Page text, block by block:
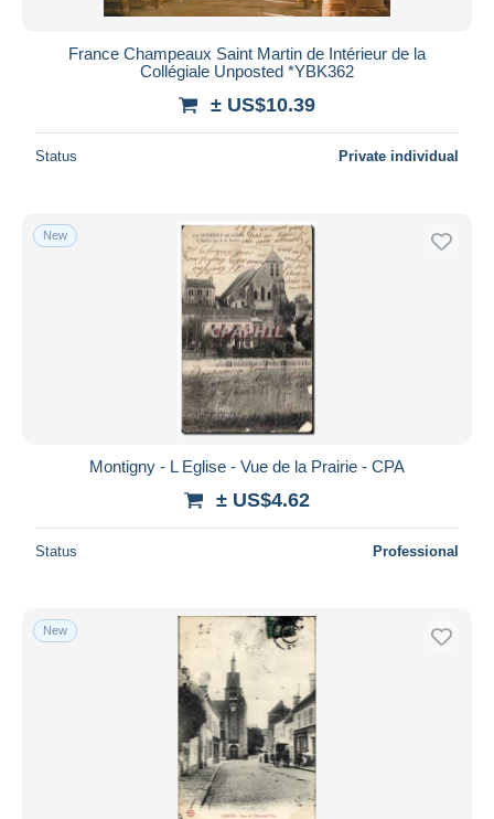
France Champeaux Saint Martin de Intérieur de la
Collégiale Unposted *YBK362
± US$10.39
Status Private individual
New
Montigny - L Eglise - Vue de la Prairie - CPA
± US$4.62
Status Professional
New